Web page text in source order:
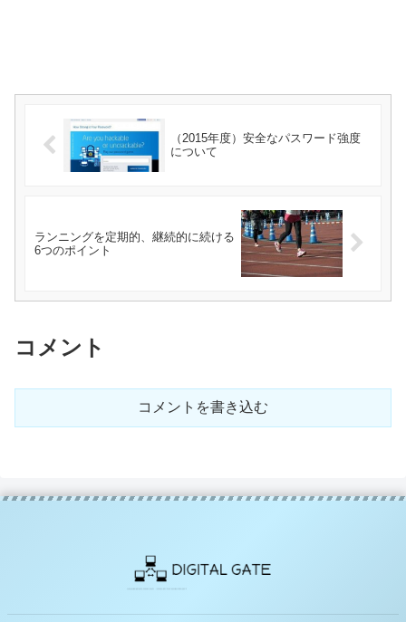
（2015年度）安全なパスワード強度
について
ランニングを定期的、継続的に続ける
6つのポイント
コメント
コメントを書き込む